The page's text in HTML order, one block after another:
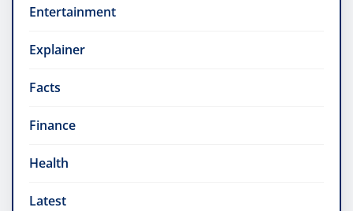
Entertainment
Explainer
Facts
Finance
Health
Latest